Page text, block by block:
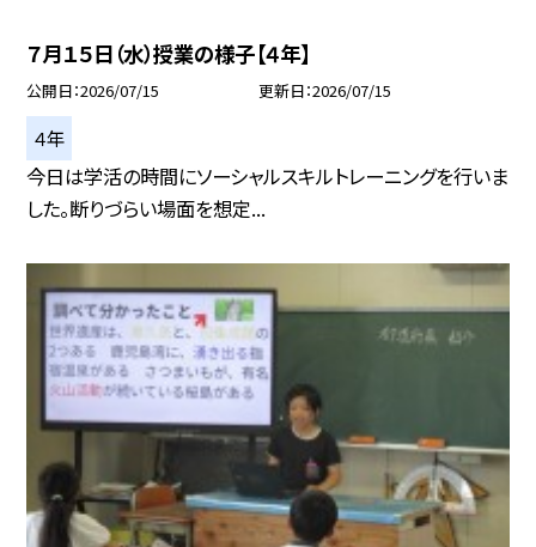
７月１５日（水）授業の様子【４年】
公開日 2026/07/15 更新日 2026/07/15
４年
今日は学活の時間にソーシャルスキルトレーニングを行いま
した。断りづらい場面を想定...